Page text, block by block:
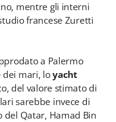
mentre gli interni
francese Zuretti
a Palermo
dei mari, loyacht
del valore stimato di
sarebbe invece di
Qatar, Hamad Bin